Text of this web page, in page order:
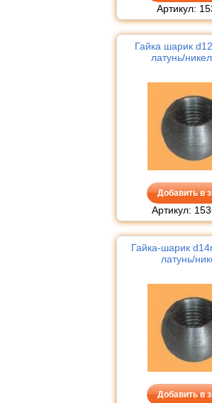
Артикул:
Гайка шарик
латунь/
Добавить в
Артикул:
Гайка-шарик
латунь/
Добавить в